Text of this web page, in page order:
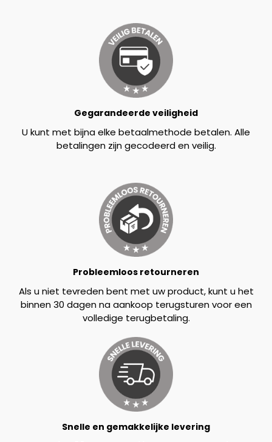
Gegarandeerde veiligheid
U kunt met bijna elke betaalmethode betalen. Alle
betalingen zijn gecodeerd en veilig.
Probleemloos retourneren
Als u niet tevreden bent met uw product, kunt u het
binnen 30 dagen na aankoop terugsturen voor een
volledige terugbetaling.
Snelle en gemakkelijke levering